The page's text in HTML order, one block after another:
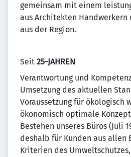
gemeinsam mit einem
aus Architekten Handwerkern
aus der Region.
Seit 25-JAHREN
Verantwortung und
Umsetzung des aktuellen
Voraussetzung für ökologisch
ökonomisch optimale
Bestehen unseres Büros (Juli
deshalb für Kunden aus allen
Kriterien des